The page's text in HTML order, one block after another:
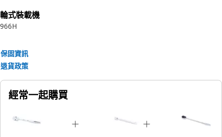
輪式裝載機
966H
保固資訊
退貨政策
經常一起購買